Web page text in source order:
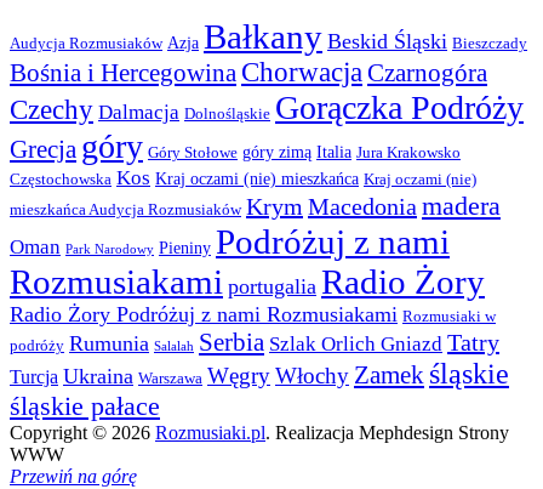
Audycja Rozmusiaków Azja Bałkany Beskid Śląski Bieszczady
Bośnia i Hercegowina ChorwacjaCzarnogóra
Czechy Dalmacja Dolnośląskie Gorączka Podróży
Grecja góry Góry Stołowe góry zimą Italia Jura Krakowsko
Częstochowska Kos Kraj oczami (nie) mieszkańca Kraj oczami (nie)
mieszkańca Audycja Rozmusiaków Krym Macedonia madera
Oman Park Narodowy Pieniny Podróżuj z nami
Rozmusiakami portugalia Radio Żory
Radio Żory Podróżuj z nami Rozmusiakami Rozmusiaki w
podróży Rumunia Salalah Serbia Szlak Orlich Gniazd Tatry
Turcja Ukraina Warszawa WęgryWłochy Zamek śląskie
śląskie pałace
Copyright © 2026 Rozmusiaki.pl. Realizacja Mephdesign Strony
WWW
Przewiń na górę